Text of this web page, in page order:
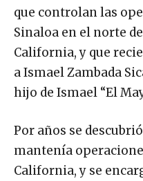
que controlan las
Sinaloa en el norte
California, y que
a Ismael Zambada
hijo de Ismael “El
Por años se
mantenía
California, y se